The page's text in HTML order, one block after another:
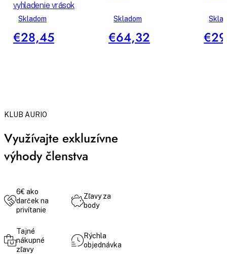
vyhladenie vrások
Skladom
€28,45
Skladom
€64,32
KLUB AURIO
Využívajte exkluzívne
výhody členstva
6€ ako
darček na
privítanie
Zľavy za
body
Tajné
nákupné
zľavy
Rýchla
objednávka